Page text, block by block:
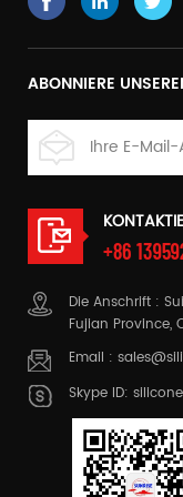
ABONNIERE
+86
Die Anschrift :
Fujian Province,
Email :
Skype ID: